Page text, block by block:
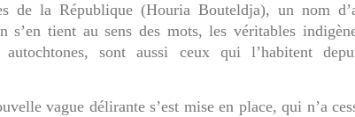
de la République (Houria Bouteldja), un nom
s’en tient au sens des mots, les véritables
sont aussi ceux qui l’habitent
vague délirante s’est mise en place, qui n’a